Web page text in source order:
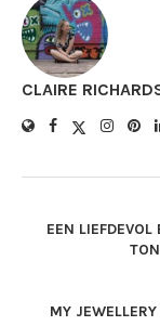
CLAIRE
EEN
MY